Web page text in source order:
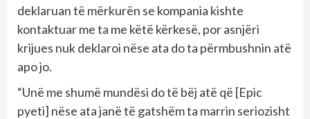
deklaruan të mërkurën se kompania kishte
kontaktuar me ta me këtë kërkesë, por asnjëri
krijues nuk deklaroi nëse ata do ta përmbushnin atë
apo jo.
“Unë me shumë mundësi do të bëj atë që [Epic
pyeti] nëse ata janë të gatshëm ta marrin seriozisht